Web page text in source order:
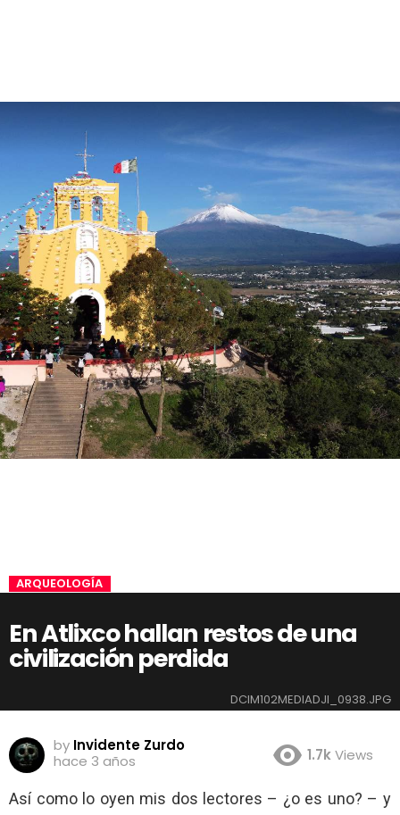
ARQUEOLOGÍA
En Atlixco hallan restos de una
civilización perdida
DCIM102MEDIADJI_0938.JPG
by Invidente Zurdo
hace 3 años
1.7kViews
Así como lo oyen mis dos lectores – ¿o es uno? – y